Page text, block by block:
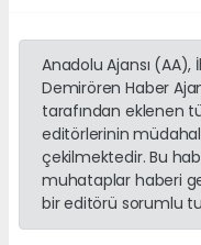
Anadolu Ajansı (AA),
Demirören Haber
tarafından eklenen
editörlerinin
çekilmektedir. Bu
muhataplar haberi
bir editörü sorumlu